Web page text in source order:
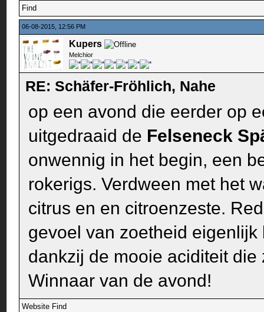
Find
06-08-2015, 12:56 PM
Kupers
Melchior
RE: Schäfer-Fröhlich, Nahe
op een avond die eerder op
uitgedraaid de Felseneck
onwennig in het begin, een
rokerigs. Verdween met het
citrus en en citroenzeste.
gevoel van zoetheid
dankzij de mooie aciditeit
Winnaar van de avond!
Website Find